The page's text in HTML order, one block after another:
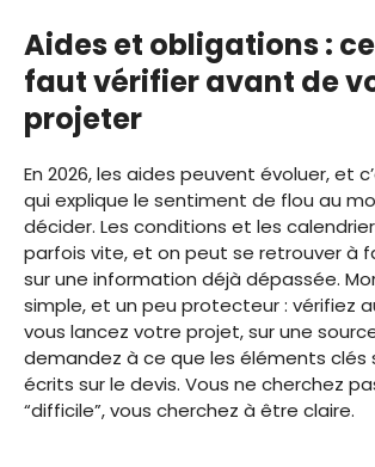
Aides et obligations :
faut vérifier avant de
projeter
En 2026, les aides peuvent évoluer, et
qui explique le sentiment de flou au
décider. Les conditions et les
parfois vite, et on peut se retrouver à
sur une information déjà dépassée.
simple, et un peu protecteur : vérifiez
vous lancez votre projet, sur une
demandez à ce que les éléments clés
écrits sur le devis. Vous ne cherchez
“difficile”, vous cherchez à être claire.